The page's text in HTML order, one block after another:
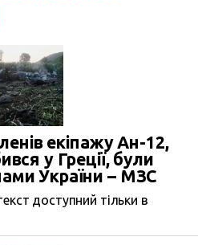
екіпажу Ан-12,
у Греції, були
України – МЗС
доступний тільки в